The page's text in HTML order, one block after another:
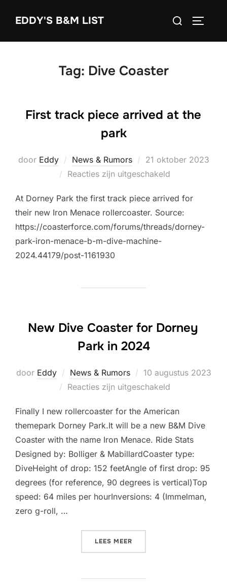
EDDY'S B&M LIST
Zoek
Tag: Dive Coaster
First track piece arrived at the
park
door Eddy News & Rumors
Geplaatst
op
21 oktober 2023
Reacties zijn uitgeschakeld
At Dorney Park the first track piece arrived for
their new Iron Menace rollercoaster. Source:
https://coasterforce.com/forums/threads/dorney-
park-iron-menace-b-m-dive-machine-
2024.44179/post-1161930
New Dive Coaster for Dorney
Park in 2024
door Eddy News & Rumors
Geplaatst
op
10 augustus 2023
Reacties zijn uitgeschakeld
Finally I new rollercoaster for the American
themepark Dorney Park.It will be a new B&M Dive
Coaster with the name Iron Menace. Ride Stats
Designed by: Bolliger & MabillardCoaster type:
DiveHeight of drop: 152 feetAngle of first drop: 95
degrees (for reference, 90 degrees is vertical)Top
speed: 64 miles per hourInversions: 4 (Immelman,
zero g-roll, …
LEES MEER